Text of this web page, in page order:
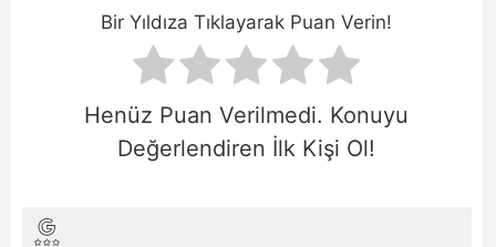
Bir Yıldıza Tıklayarak Puan Verin!
Henüz Puan Verilmedi. Konuyu
Değerlendiren İlk Kişi Ol!